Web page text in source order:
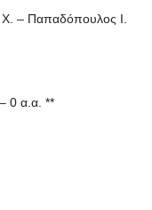
– Παπαδόπουλος Ι.
α.α. **